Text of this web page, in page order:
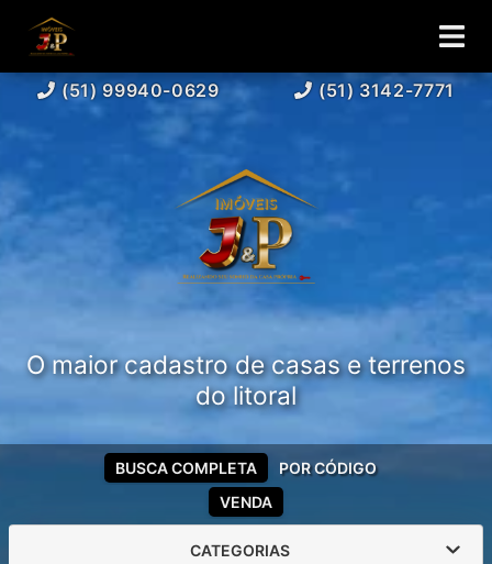
(51) 99940-0629 (51) 3142-7771
O maior cadastro de casas e terrenos
do litoral
VENDA
BUSCA COMPLETA POR CÓDIGO
CATEGORIAS